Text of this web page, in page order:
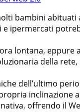
bambini
ipermercati
lontana,
della
dell’ultimo
inclinazione
offrendo il